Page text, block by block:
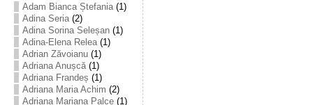
Adam Bianca Ștefania(1)
Adina Seria(2)
Adina Sorina Seleșan(1)
Adina-Elena Relea(1)
Adrian Zăvoianu(1)
Adriana Anușcă(1)
Adriana Frandeș (1)
Adriana Maria Achim (2)
Adriana Mariana Palce(1)